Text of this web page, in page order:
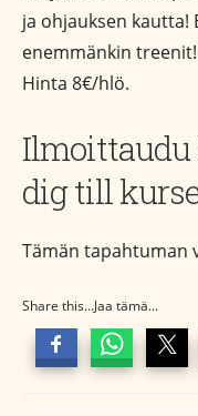
ja ohjauksen kautta!
enemmänkin
Hinta 8€/hlö.
dig till
Tämän tapahtuman
Share this...Jaa tämä...